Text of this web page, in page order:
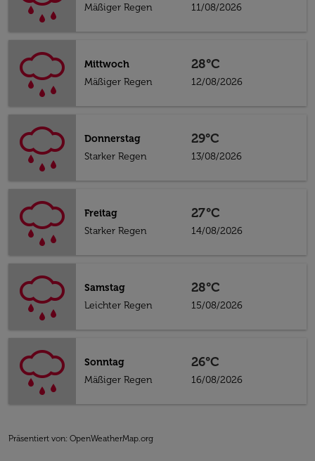
Mäßiger Regen
11/08/2026
Mittwoch
Mäßiger Regen
28°C
12/08/2026
Donnerstag
Starker Regen
29°C
13/08/2026
Freitag
Starker Regen
27°C
14/08/2026
Samstag
Leichter Regen
28°C
15/08/2026
Sonntag
Mäßiger Regen
26°C
16/08/2026
Präsentiert von: OpenWeatherMap.org